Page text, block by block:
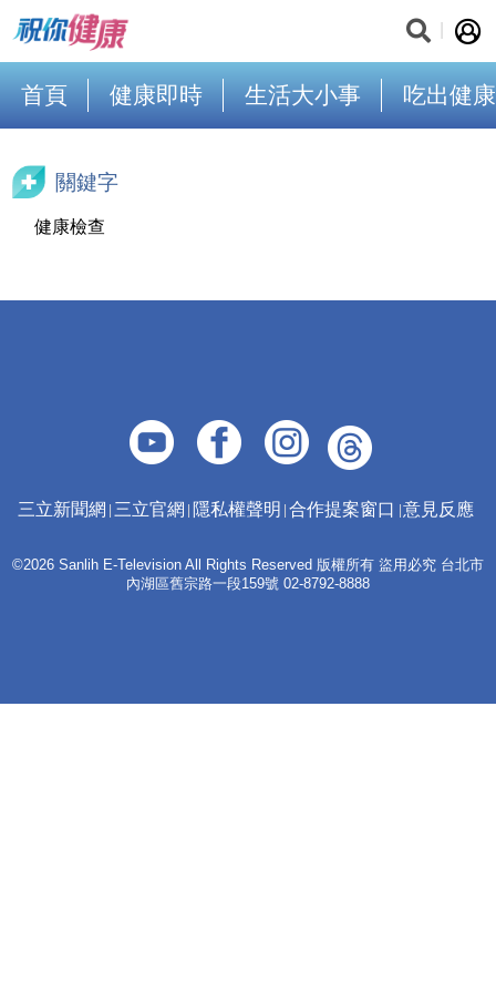
首頁 健康即時 生活大小事 吃出健康
關鍵字
健康檢查
三立新聞網 三立官網 隱私權聲明 合作提案窗口 意見反應
©2026 Sanlih E-Television All Rights Reserved 版權所有 盜用必究 台北市
內湖區舊宗路一段159號 02-8792-8888